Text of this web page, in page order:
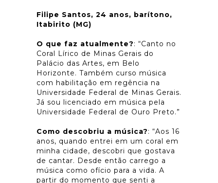
Filipe Santos, 24 anos, barítono,
Itabirito (MG)
O que faz atualmente?: “Canto no
Coral Lírico de Minas Gerais do
Palácio das Artes, em Belo
Horizonte. Também curso música
com habilitação em regência na
Universidade Federal de Minas Gerais.
Já sou licenciado em música pela
Universidade Federal de Ouro Preto.”
Como descobriu a música?: “Aos 16
anos, quando entrei em um coral em
minha cidade, descobri que gostava
de cantar. Desde então carrego a
música como ofício para a vida. A
partir do momento que senti a